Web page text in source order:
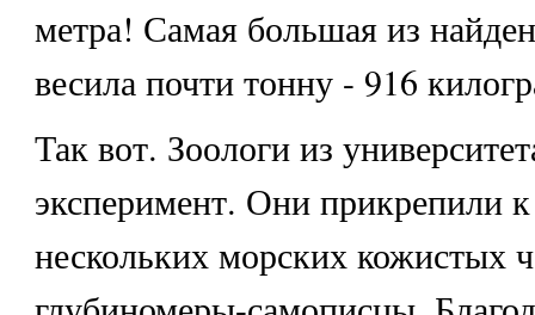
метра! Самая большая из
весила почти тонну - 916
Так вот. Зоологи из
эксперимент. Они прикрепили
нескольких морских кожистых